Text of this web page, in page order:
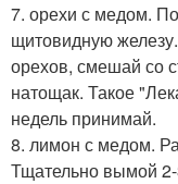
7. орехи с медом.
щитовидную
орехов, смешай со
натощак. Такое
недель принимай.
8. лимон с медом.
Тщательно вымой